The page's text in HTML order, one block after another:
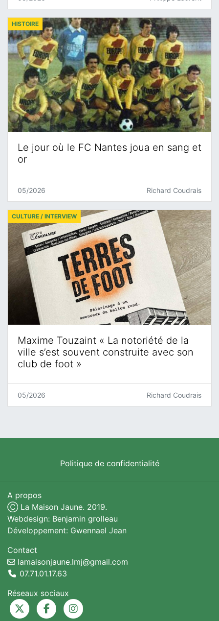
Le jour où le FC Nantes joua en sang et
or
HISTOIRE
05/2026 Richard Coudrais
Maxime Touzaint « La notoriété de la
ville s’est souvent construite avec son
club de foot »
CULTURE / INTERVIEW
05/2026 Richard Coudrais
Politique de confidentialité
A propos
Ⓒ La Maison Jaune. 2019.
Webdesign: Benjamin grolleau
Développement: Gwennael Jean
Contact
lamaisonjaune.lmj@gmail.com
07.71.01.17.63
Réseaux sociaux